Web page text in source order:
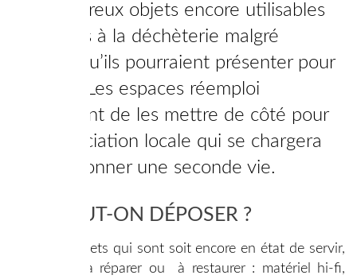
De nombreux objets encore utilisables
sont jetés à la déchèterie malgré
l’intérêt qu’ils pourraient présenter pour
d’autres. Les espaces réemploi
permettent de les mettre de côté pour
une association locale qui se chargera
de leur donner une seconde vie.
QUE PEUT-ON DÉPOSER ?
Il s’agit d’objets qui sont soit encore en état de servir,
soit faciles à réparer ou à restaurer : matériel hi-fi,